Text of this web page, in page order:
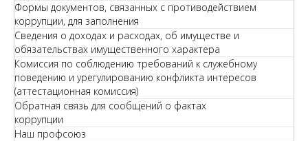
Формы документов, связанных с противодействием
коррупции, для заполнения
Сведения о доходах и расходах, об имуществе и
обязательствах имущественного характера
Комиссия по соблюдению требований к служебному
поведению и урегулированию конфликта интересов
(аттестационная комиссия)
Обратная связь для сообщений о фактах
коррупции
Наш профсоюз